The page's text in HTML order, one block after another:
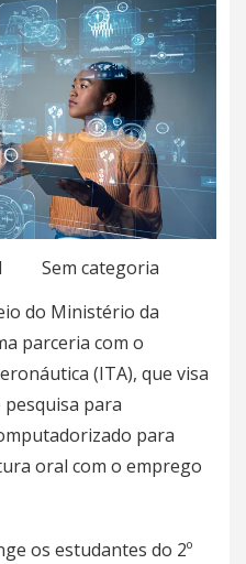
Sem categoria
do Ministério da
parceria com o
(ITA), que visa
para
para
oral com o emprego
os estudantes do 2º